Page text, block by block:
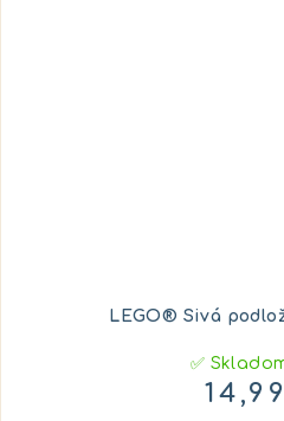
LEGO® Sivá
✅